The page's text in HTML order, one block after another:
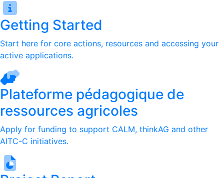
Getting Started
Start here for core actions, resources and accessing your
active applications.
Plateforme pédagogique de
ressources agricoles
Apply for funding to support CALM, thinkAG and other
AITC-C initiatives.